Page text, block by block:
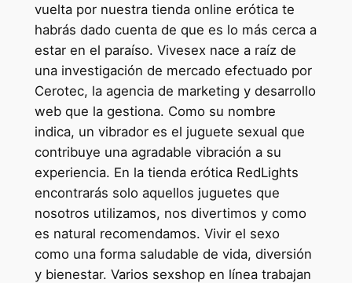
vuelta por nuestra tienda online erótica te
habrás dado cuenta de que es lo más cerca a
estar en el paraíso. Vivesex nace a raíz de
una investigación de mercado efectuado por
Cerotec, la agencia de marketing y desarrollo
web que la gestiona. Como su nombre
indica, un vibrador es el juguete sexual que
contribuye una agradable vibración a su
experiencia. En la tienda erótica RedLights
encontrarás solo aquellos juguetes que
nosotros utilizamos, nos divertimos y como
es natural recomendamos. Vivir el sexo
como una forma saludable de vida, diversión
y bienestar. Varios sexshop en línea trabajan